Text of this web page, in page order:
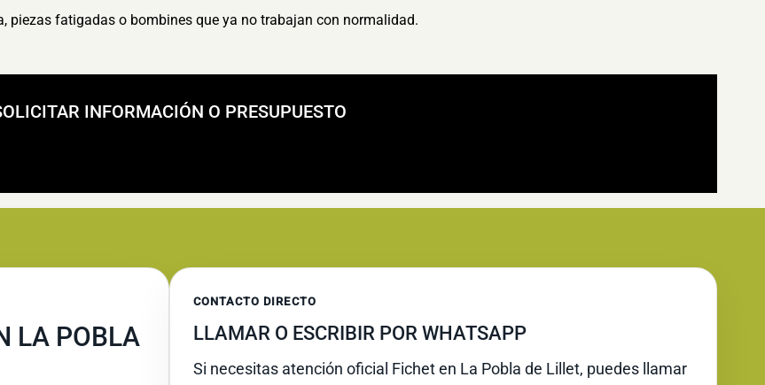
piezas fatigadas o bombines que ya no trabajan con normalidad.
INFORMACIÓN O PRESUPUESTO
LA POBLA
CONTACTO DIRECTO
LLAMAR O ESCRIBIR POR WHATSAPP
Si necesitas atención oficial Fichet en La Pobla de Lillet, puedes llamar